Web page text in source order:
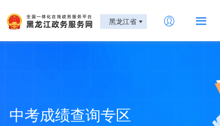
黑龙江省
中考成绩查询专区